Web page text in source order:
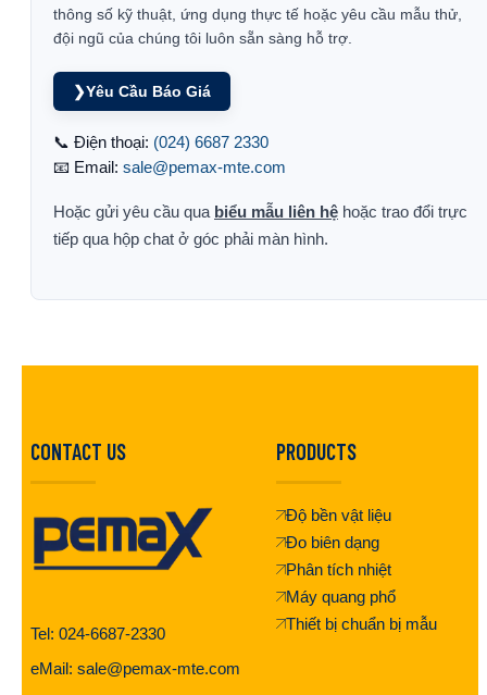
thông số kỹ thuật, ứng dụng thực tế hoặc yêu cầu mẫu thử,
đội ngũ của chúng tôi luôn sẵn sàng hỗ trợ.
❯Yêu Cầu Báo Giá
📞 Điện thoại: (024) 6687 2330
📧 Email: sale@pemax-mte.com
Hoặc gửi yêu cầu qua biểu mẫu liên hệ hoặc trao đổi trực
tiếp qua hộp chat ở góc phải màn hình.
CONTACT US
Tel: 024-6687-2330
eMail: sale@pemax-mte.com
PRODUCTS
Độ bền vật liệu
Đo biên dạng
Phân tích nhiệt
Máy quang phổ
Thiết bị chuẩn bị mẫu